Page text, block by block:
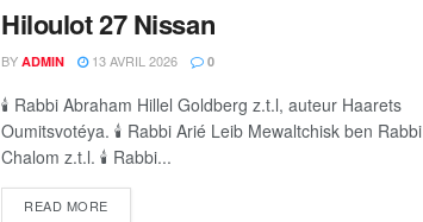
Hiloulot 27 Nissan
BY ADMIN 13 AVRIL 2026 0
🕯 Rabbi Abraham Hillel Goldberg z.t.l, auteur Haarets
Oumitsvotéya. 🕯 Rabbi Arié Leib Mewaltchisk ben Rabbi
Chalom z.t.l. 🕯 Rabbi...
READ MOREDETAILS